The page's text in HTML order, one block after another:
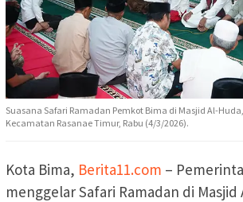
Suasana Safari Ramadan Pemkot Bima di Masjid Al-
Kecamatan Rasanae Timur, Rabu (4/3/2026).
Kota Bima, Berita11.com –
menggelar Safari Ramadan di Masjid